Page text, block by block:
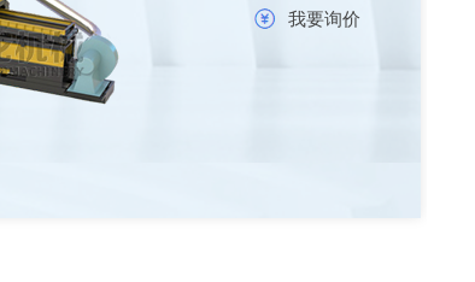
我要询价